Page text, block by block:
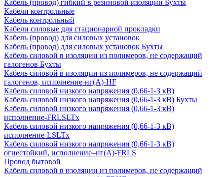
Кабель (провод) гибкий в резиновой изоляции Бухты
Кабели контрольные
Кабель контрольный
Кабели силовые для стационарной прокладки
Кабель (провод) для силовых установок
Кабель (провод) для силовых установок Бухты
Кабель силовой в изоляции из полимеров, не содержащий
галогенов Бухты
Кабель силовой в изоляции из полимеров, не содержащий
галогенов, исполнение-нг(А)-HF
Кабель силовой низкого напряжения (0,66-1-3 кВ)
Кабель силовой низкого напряжения (0,66-1-3 кВ) Бухты
Кабель силовой низкого напряжения (0,66-1-3 кВ)
исполнение-FRLSLTx
Кабель силовой низкого напряжения (0,66-1-3 кВ)
исполнение-LSLTx
Кабель силовой низкого напряжения (0,66-1-3 кВ)
огнестойкий, исполнение–нг(А)-FRLS
Провод бытовой
Кабель силовой в изоляции из полимеров, не содержащий